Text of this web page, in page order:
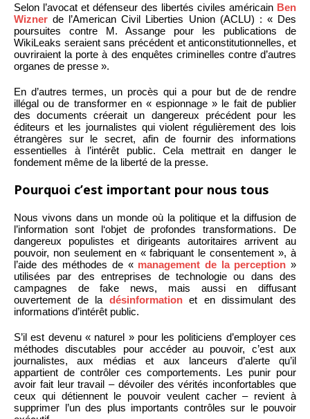
Selon l’avocat et défenseur des libertés civiles américain Ben
Wizner de l’American Civil Liberties Union (ACLU) : « Des
poursuites contre M. Assange pour les publications de
WikiLeaks seraient sans précédent et anticonstitutionnelles, et
ouvriraient la porte à des enquêtes criminelles contre d’autres
organes de presse ».
En d’autres termes, un procès qui a pour but de de rendre
illégal ou de transformer en « espionnage » le fait de publier
des documents créerait un dangereux précédent pour les
éditeurs et les journalistes qui violent régulièrement des lois
étrangères sur le secret, afin de fournir des informations
essentielles à l’intérêt public. Cela mettrait en danger le
fondement même de la liberté de la presse.
Pourquoi c’est important pour nous tous
Nous vivons dans un monde où la politique et la diffusion de
l’information sont l‘objet de profondes transformations. De
dangereux populistes et dirigeants autoritaires arrivent au
pouvoir, non seulement en « fabriquant le consentement », à
l’aide des méthodes de « management de la perception »
utilisées par des entreprises de technologie ou dans des
campagnes de fake news, mais aussi en diffusant
ouvertement de la désinformationet en dissimulant des
informations d’intérêt public.
S’il est devenu « naturel » pour les politiciens d’employer ces
méthodes discutables pour accéder au pouvoir, c’est aux
journalistes, aux médias et aux lanceurs d’alerte qu’il
appartient de contrôler ces comportements. Les punir pour
avoir fait leur travail – dévoiler des vérités inconfortables que
ceux qui détiennent le pouvoir veulent cacher – revient à
supprimer l’un des plus importants contrôles sur le pouvoir